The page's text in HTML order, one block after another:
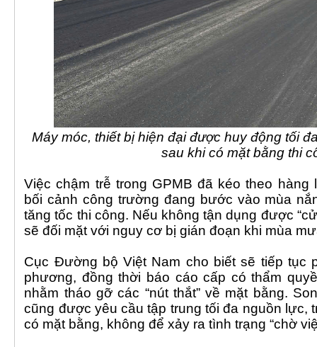
Máy móc, thiết bị hiện đại được huy động tối
sau khi có mặt bằng thi
Việc chậm trễ trong GPMB đã kéo theo hàng
bối cảnh công trường đang bước vào mùa
tăng tốc thi công. Nếu không tận dụng được
sẽ đối mặt với nguy cơ bị gián đoạn khi mùa
Cục Đường bộ Việt Nam cho biết sẽ tiếp tục
phương, đồng thời báo cáo cấp có thẩm
nhằm tháo gỡ các “nút thắt” về mặt bằng.
cũng được yêu cầu tập trung tối đa nguồn lực,
có mặt bằng, không để xảy ra tình trạng “chờ